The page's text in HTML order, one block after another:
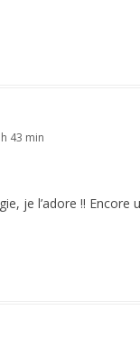
43 min
je l’adore !!